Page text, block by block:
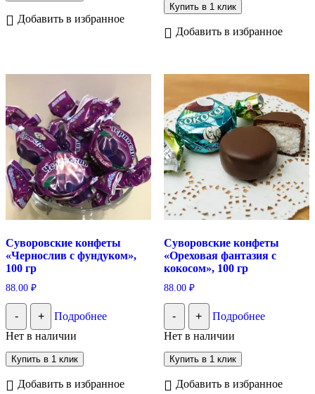
Добавить в избранное
Купить в 1 клик
Добавить в избранное
Суворовские конфеты
«Чернослив с фундуком»,
100 гр
88.00 ₽
- +
Подробнее
Нет в наличии
Купить в 1 клик
Добавить в избранное
Суворовские конфеты
«Ореховая фантазия с
кокосом», 100 гр
88.00 ₽
- +
Подробнее
Нет в наличии
Купить в 1 клик
Добавить в избранное